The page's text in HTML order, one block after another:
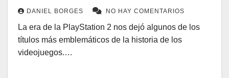
DANIEL BORGES NO HAY COMENTARIOS
La era de la PlayStation 2 nos dejó algunos de los
títulos más emblemáticos de la historia de los
videojuegos.…